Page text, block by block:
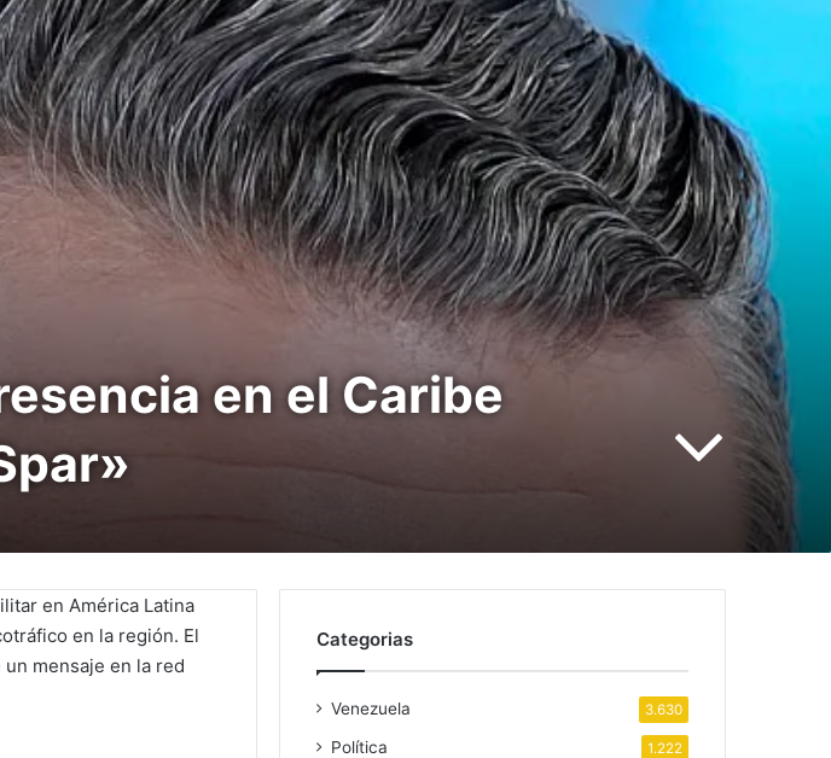
en el Caribe
en América Latina
en la región. El
mensaje en la red
Categorias
Venezuela 3.630
Política 1.222